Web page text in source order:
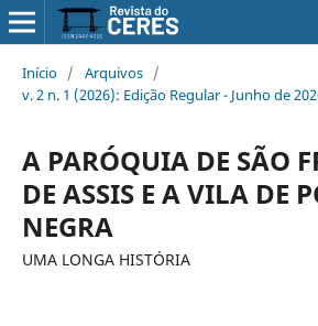
Início / Arquivos /
v. 2 n. 1 (2026): Edição Regular - Junho de
A PARÓQUIA DE SÃO
DE ASSIS E A VILA DE
NEGRA
UMA LONGA HISTÓRIA